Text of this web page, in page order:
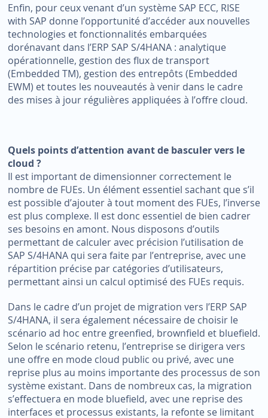
Enfin, pour ceux venant d’un système SAP ECC, RISE
with SAP donne l’opportunité d’accéder aux nouvelles
technologies et fonctionnalités embarquées
dorénavant dans l’ERP SAP S/4HANA : analytique
opérationnelle, gestion des flux de transport
(Embedded TM), gestion des entrepôts (Embedded
EWM) et toutes les nouveautés à venir dans le cadre
des mises à jour régulières appliquées à l’offre cloud.
Quels points d’attention avant de basculer vers le
cloud ?
Il est important de dimensionner correctement le
nombre de FUEs. Un élément essentiel sachant que s’il
est possible d’ajouter à tout moment des FUEs, l’inverse
est plus complexe. Il est donc essentiel de bien cadrer
ses besoins en amont. Nous disposons d’outils
permettant de calculer avec précision l’utilisation de
SAP S/4HANA qui sera faite par l’entreprise, avec une
répartition précise par catégories d’utilisateurs,
permettant ainsi un calcul optimisé des FUEs requis.
Dans le cadre d’un projet de migration vers l’ERP SAP
S/4HANA, il sera également nécessaire de choisir le
scénario ad hoc entre greenfied, brownfield et bluefield.
Selon le scénario retenu, l’entreprise se dirigera vers
une offre en mode cloud public ou privé, avec une
reprise plus au moins importante des processus de son
système existant. Dans de nombreux cas, la migration
s’effectuera en mode bluefield, avec une reprise des
interfaces et processus existants, la refonte se limitant